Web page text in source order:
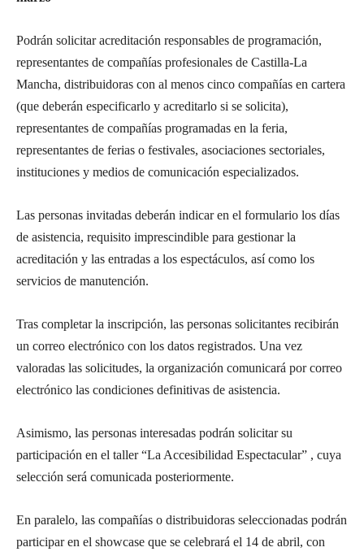
Podrán solicitar acreditación responsables de programación,
representantes de compañías profesionales de Castilla-La
Mancha, distribuidoras con al menos cinco compañías en cartera
(que deberán especificarlo y acreditarlo si se solicita),
representantes de compañías programadas en la feria,
representantes de ferias o festivales, asociaciones sectoriales,
instituciones y medios de comunicación especializados.
Las personas invitadas deberán indicar en el formulario los días
de asistencia, requisito imprescindible para gestionar la
acreditación y las entradas a los espectáculos, así como los
servicios de manutención.
Tras completar la inscripción, las personas solicitantes recibirán
un correo electrónico con los datos registrados. Una vez
valoradas las solicitudes, la organización comunicará por correo
electrónico las condiciones definitivas de asistencia.
Asimismo, las personas interesadas podrán solicitar su
participación en el taller “La Accesibilidad Espectacular” , cuya
selección será comunicada posteriormente.
En paralelo, las compañías o distribuidoras seleccionadas podrán
participar en el showcase que se celebrará el 14 de abril, con